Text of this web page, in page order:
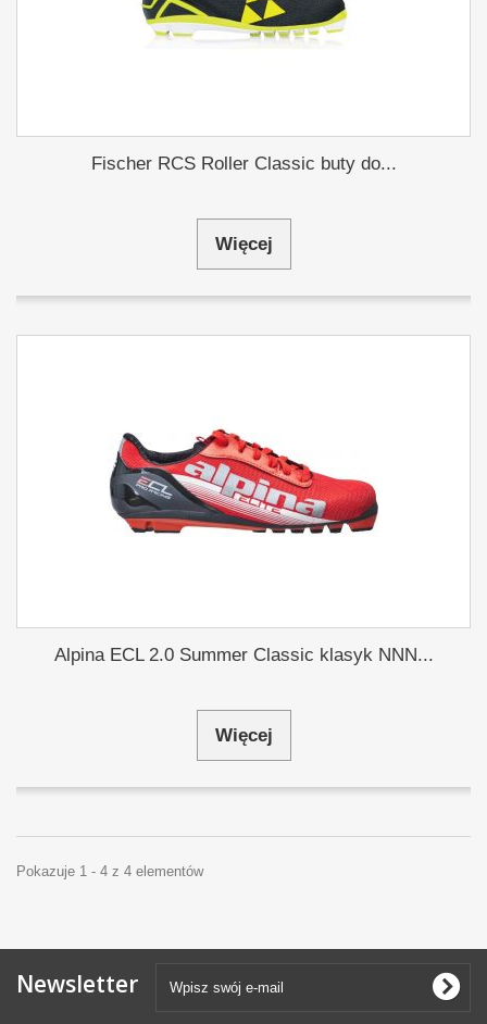
Fischer RCS Roller Classic buty do...
Więcej
Alpina ECL 2.0 Summer Classic klasyk NNN...
Więcej
Pokazuje 1 - 4 z 4 elementów
Newsletter